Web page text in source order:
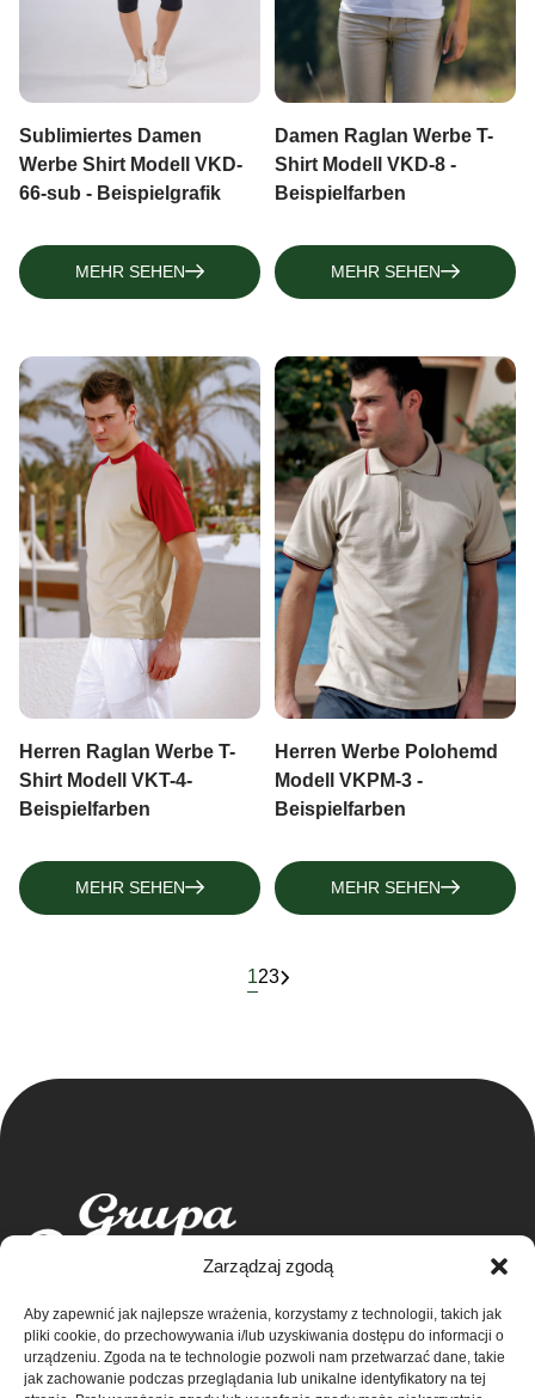
Zarządzaj zgodą
Aby zapewnić jak najlepsze wrażenia, korzystamy z technologii, takich jak
pliki cookie, do przechowywania i/lub uzyskiwania dostępu do informacji o
urządzeniu. Zgoda na te technologie pozwoli nam przetwarzać dane, takie
jak zachowanie podczas przeglądania lub unikalne identyfikatory na tej
Sublimiertes Damen
Werbe Shirt Modell VKD-
66-sub - Beispielgrafik
MEHR SEHEN
Damen Raglan Werbe T-
Shirt Modell VKD-8 -
Beispielfarben
MEHR SEHEN
Herren Raglan Werbe T-
Shirt Modell VKT-4-
Beispielfarben
MEHR SEHEN
Herren Werbe Polohemd
Modell VKPM-3 -
Beispielfarben
MEHR SEHEN
123
Grupa Ventus Sp. z o.o.
Hersteller von Sport- und Werbebekleidung
ul. Chmieleniec 2A/LU2